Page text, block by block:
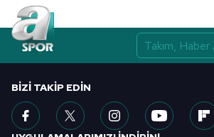
BIZI TAKIP EDIN